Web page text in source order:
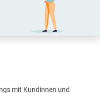
mit Kundinnen und